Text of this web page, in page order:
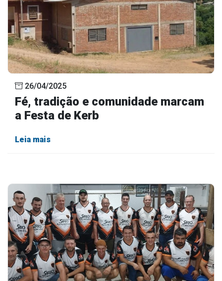
26/04/2025
Fé, tradição e comunidade marcam
a Festa de Kerb
Leia mais